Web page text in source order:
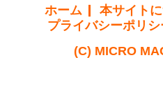
ホーム 本サイト
プライバシーポリシ
(C) MICRO